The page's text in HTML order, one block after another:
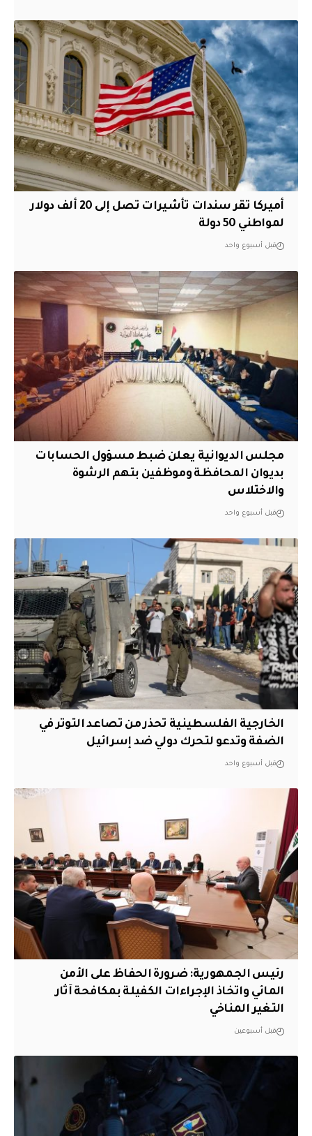
أميركا تقر سندات تأشيرات تصل إلى 20 ألف دولار
لمواطني 50 دولة
قبل أسبوع واحد
مجلس الديوانية يعلن ضبط مسؤول الحسابات
بديوان المحافظة وموظفين بتهم الرشوة
والاختلاس
قبل أسبوع واحد
الخارجية الفلسطينية تحذر من تصاعد التوتر في
الضفة وتدعو لتحرك دولي ضد إسرائيل
قبل أسبوع واحد
رئيس الجمهورية: ضرورة الحفاظ على الأمن
المائي واتخاذ الإجراءات الكفيلة بمكافحة آثار
التغير المناخي
قبل أسبوعين